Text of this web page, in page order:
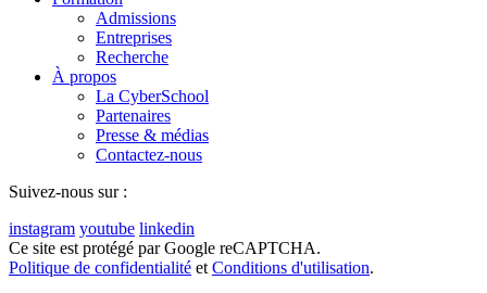
Admissions
Entreprises
Recherche
À propos
La CyberSchool
Partenaires
Presse & médias
Contactez-nous
Suivez-nous sur :
instagram youtube linkedin
Ce site est protégé par Google reCAPTCHA.
Politique de confidentialité et Conditions d'utilisation.